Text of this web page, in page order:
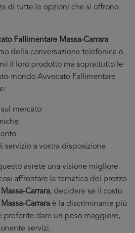
di tutte le opzioni che si offrono
Fallimentare Massa-Carrara
della conversazione telefonica o
il loro prodotto ma soprattutto le
mondo Avvocato Fallimentare
sul mercato
servizio a vostra disposizione
avrete una visione migliore
affrontare la tematica del prezzo
Carrara, decidere se il costo
Carrara è la discriminante più
preferite dare un peso maggiore,
servizi.